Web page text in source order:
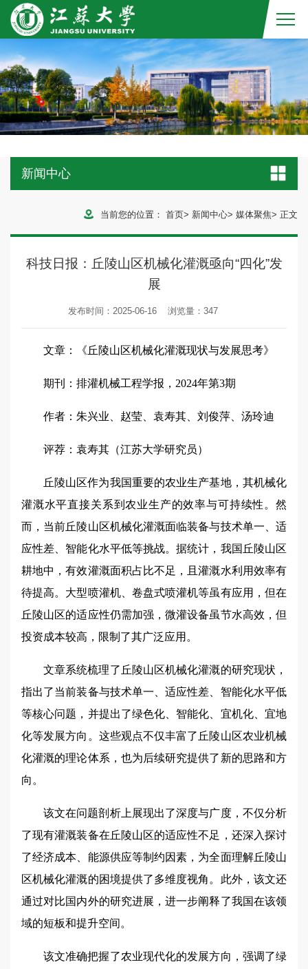
新闻中心
当前您的位置： 首页> 新闻中心> 媒体聚焦> 正文
科技日报：丘陵山区机械化灌溉亟向“四化”发
展
发布时间：2025-06-16 浏览量： 347
文章：《丘陵山区机械化灌溉现状与发展思考》
期刊：排灌机械工程学报，2024年第3期
作者：朱兴业、赵莹、袁寿其、刘俊萍、汤玲迪
评荐：袁寿其（江苏大学研究员）
丘陵山区作为我国重要的农业生产基地，其机械化
灌溉水平直接关系到农业生产的效率与可持续性。然
而，当前丘陵山区机械化灌溉面临装备与技术单一、适
应性差、智能化水平低等挑战。据统计，我国丘陵山区
耕地中，有效灌溉面积占比不足，且灌溉水利用效率有
待提高。大型喷灌机、卷盘式喷灌机等虽有应用，但在
丘陵山区的适应性仍需加强，微灌设备虽节水高效，但
投资成本较高，限制了其广泛应用。
文章系统梳理了丘陵山区机械化灌溉的研究现状，
指出了当前装备与技术单一、适应性差、智能化水平低
等核心问题，并提出了绿色化、智能化、宜机化、宜地
化等发展方向。这些观点不仅丰富了丘陵山区农业机械
化灌溉的理论体系，也为后续研究提供了新的思路和方
向。
该文在问题剖析上展现出了深度与广度，不仅分析
了现有灌溉装备在丘陵山区的适应性不足，还深入探讨
了经济成本、能源供应等制约因素，为全面理解丘陵山
区机械化灌溉的困境提供了多维度视角。此外，该文还
通过对比国内外的研究进展，进一步阐释了我国在该领
域的短板和提升空间。
该文准确把握了农业现代化的发展方向，强调了绿